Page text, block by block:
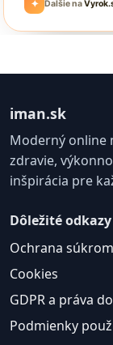
iman.sk
Moderný online
zdravie,
inšpirácia pre
Dôležité odkazy
Ochrana
Cookies
GDPR a práva
Podmienky